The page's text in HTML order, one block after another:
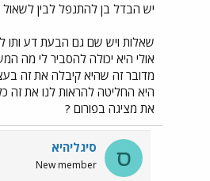
יש הבדל בן להתנפל לבין לשאול
שאלות ויש שם גם הבעת דע ותו
אולי היא יכולה להסביר לי מה
מדובר זה שהיא קיבלה את זה
היא החליטה להראות לנו את
את מציגה בפורום ?
ס סיגליהיא
New member